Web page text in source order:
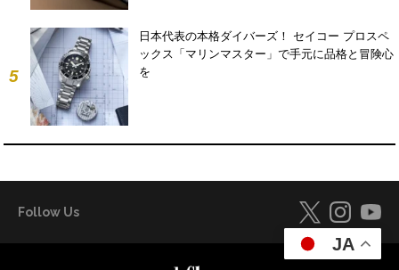
5
日本代表の本格ダイバーズ！ セイコー プロスペ
ックス「マリンマスター」で手元に品格と冒険心
を
Follow Us
JA